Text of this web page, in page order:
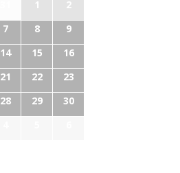
1
2
7 8
9
14 15
16
21 22
23
28 29
30